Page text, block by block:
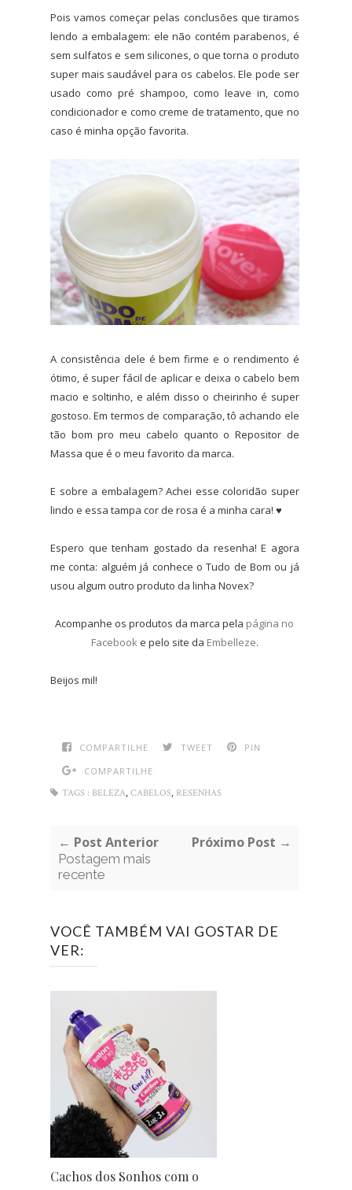
Pois vamos começar pelas conclusões que tiramos
lendo a embalagem: ele não contém parabenos, é
sem sulfatos e sem silicones, o que torna o produto
super mais saudável para os cabelos. Ele pode ser
usado como pré shampoo, como leave in, como
condicionador e como creme de tratamento, que no
caso é minha opção favorita.
A consistência dele é bem firme e o rendimento é
ótimo, é super fácil de aplicar e deixa o cabelo bem
macio e soltinho, e além disso o cheirinho é super
gostoso. Em termos de comparação, tô achando ele
tão bom pro meu cabelo quanto o Repositor de
Massa que é o meu favorito da marca.
E sobre a embalagem? Achei esse coloridão super
lindo e essa tampa cor de rosa é a minha cara! ♥
Espero que tenham gostado da resenha! E agora
me conta: alguém já conhece o Tudo de Bom ou já
usou algum outro produto da linha Novex?
Acompanhe os produtos da marca pela página no
Facebooke pelo site da Embelleze.
Beijos mil!
COMPARTILHE TWEET
PIN
COMPARTILHE
TAGS : BELEZA, CABELOS, RESENHAS
← Post Anterior
Postagem mais
recente
Próximo Post →
VOCÊ TAMBÉM VAI GOSTAR DE
VER:
Cachos dos Sonhos com o